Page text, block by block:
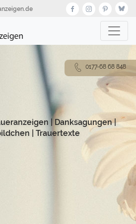
|Danksagungen|
Trauertexte
0177-68 68 848